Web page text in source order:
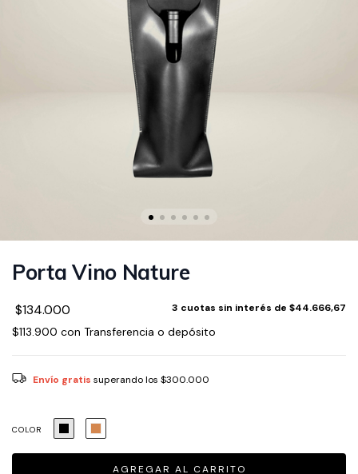
Porta Vino Nature
$134.000 3 cuotas sin interés de $44.666,67
$113.900 con Transferencia o depósito
Envío gratis superando los $300.000
COLOR